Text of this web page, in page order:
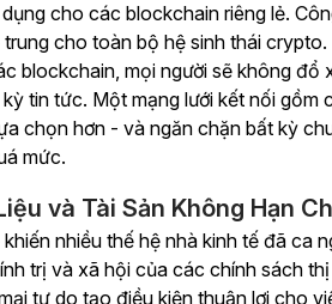
cho các blockchain riêng lẻ.
trung cho toàn bộ hệ sinh thái
blockchain, mọi người sẽ không
tin tức. Một mạng lưới kết nối gồm
chọn hơn - và ngăn chặn bất kỳ
mức.
và Tài Sản Không Hạn
nhiều thế hệ nhà kinh tế đã ca
trị và xã hội của các chính sách
tự do tạo điều kiện thuận lợi cho